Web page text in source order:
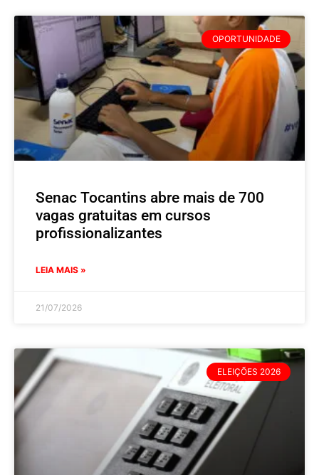
OPORTUNIDADE
Senac Tocantins abre mais de 700
vagas gratuitas em cursos
profissionalizantes
LEIA MAIS »
21/07/2026
ELEIÇÕES 2026